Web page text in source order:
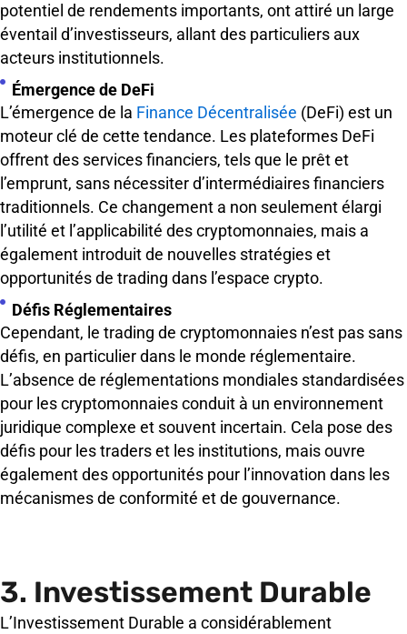
potentiel de rendements importants, ont attiré un large
éventail d’investisseurs, allant des particuliers aux
acteurs institutionnels.
Émergence de DeFi
L’émergence de la Finance Décentralisée (DeFi) est un
moteur clé de cette tendance. Les plateformes DeFi
offrent des services financiers, tels que le prêt et
l’emprunt, sans nécessiter d’intermédiaires financiers
traditionnels. Ce changement a non seulement élargi
l’utilité et l’applicabilité des cryptomonnaies, mais a
également introduit de nouvelles stratégies et
opportunités de trading dans l’espace crypto.
Défis Réglementaires
Cependant, le trading de cryptomonnaies n’est pas sans
défis, en particulier dans le monde réglementaire.
L’absence de réglementations mondiales standardisées
pour les cryptomonnaies conduit à un environnement
juridique complexe et souvent incertain. Cela pose des
défis pour les traders et les institutions, mais ouvre
également des opportunités pour l’innovation dans les
mécanismes de conformité et de gouvernance.
3. Investissement Durable
L’Investissement Durable a considérablement